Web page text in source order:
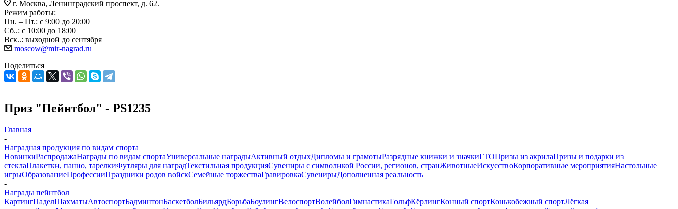
г. Москва, Ленинградский проспект, д. 62.
Режим работы:
Пн. – Пт.: с 9:00 до 20:00
Сб..: с 10:00 до 18:00
Вск..: выходной до сентября
moscow@mir-nagrad.ru
Поделиться
Приз "Пейнтбол" - PS1235
Главная
-
Наградная продукция по видам спорта
НовинкиРаспродажаНаграды по видам спортаУниверсальные наградыАктивный отдыхДипломы и грамотыРазрядные книжки и значкиГТОПризы из акрилаПризы и подарки из
стеклаПлакетки, панно, тарелкиФутляры для наградТекстильная продукцияСувениры с символикой России, регионов, странЖивотныеИскусствоКорпоративные мероприятияНастольные
игрыОбразованиеПрофессииПраздники родов войскСемейные торжестваГравировкаСувенирыДополненная реальность
-
Награды пейнтбол
КартингПаделШахматыАвтоспортБадминтонБаскетболБильярдБорьбаБоулингВелоспортВолейболГимнастикаГольфКёрлингКонный спортКонькобежный спортЛёгкая